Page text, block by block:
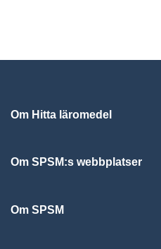
Om Hitta läromedel
Om SPSM:s webbplatser
Om SPSM